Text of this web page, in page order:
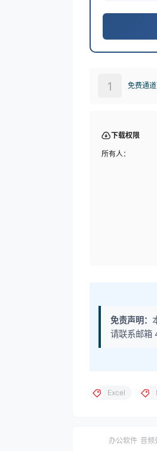
免费通
1
下载权限
所有人：
免责声明：
请联系邮箱
Excel
办公软件 音频